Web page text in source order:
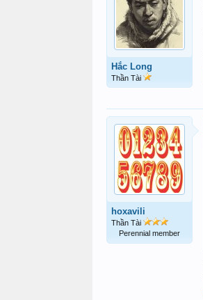
Hắc Long
Thần Tài
hoxavili
Thần Tài
Perennial member